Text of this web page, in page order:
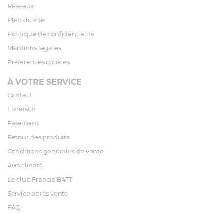
Réseaux
Plan du site
Politique de confidentialité
Mentions légales
Préférences cookies
À VOTRE SERVICE
Contact
Livraison
Paiement
Retour des produits
Conditions générales de vente
Avis clients
Le club Francis BATT
Service après vente
FAQ